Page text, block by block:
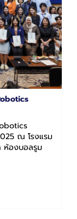
ณ โรงแรม
ห้องบอลรูม